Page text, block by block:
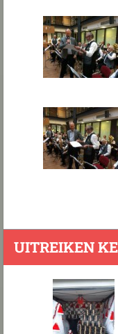
UITREIKEN